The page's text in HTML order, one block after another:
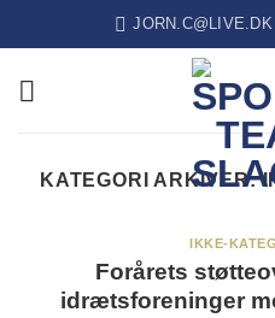
til
JORN.C@LIVE.DK
KATEGORI ARKIVER:
IKKE-
Forårets
idrætsforeninger